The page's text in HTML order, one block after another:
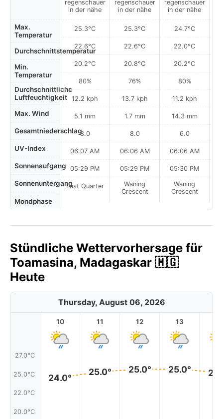
Max.
Temperatur
Durchschnittstemperatur
Min.
Temperatur
Durchschnittliche
Luftfeuchtigkeit
Max. Wind
Gesamtniederschlag
UV-Index
Sonnenaufgang
Sonnenuntergang
Mondphase
regenschauer
in der nähe
25.3°C
22.6°C
20.2°C
80%
12.2 kph
5.1 mm
8.0
06:07 AM
05:29 PM
Last Quarter
regenschauer
in der nähe
25.3°C
22.6°C
20.8°C
76%
13.7 kph
1.7 mm
8.0
06:06 AM
05:29 PM
Waning
Crescent
regenschauer
in der nähe
24.7°C
22.0°C
20.2°C
80%
11.2 kph
14.3 mm
6.0
06:06 AM
05:30 PM
Waning
Crescent
Stündliche Wettervorhersage für
Toamasina, Madagaskar 🇲🇬
Heute
Thursday, August 06, 2026
27.0°C
25.0°C
22.0°C
20.0°C
10
24.0°
11
25.0°
12
25.0°
13
25.0°